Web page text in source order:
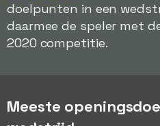
doelpunten in een
daarmee de speler met
2020 competitie.
Meeste